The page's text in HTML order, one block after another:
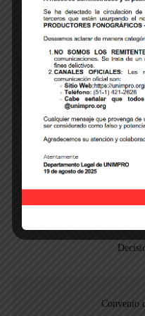
AUTORIZACION
N°0000172-2001/ODA-
AUTORIZACIÓN
2019/DDA-INDECOPI
Tratado de la OMPI sobre
Fonogramas (WPPT)
Decreto
Convenio